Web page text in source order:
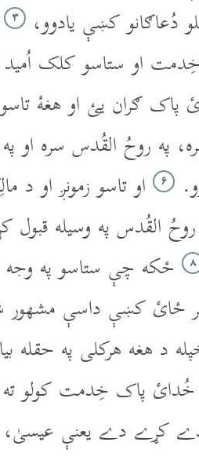
دُعاګانو کښې يادوو،
۳
خِدمت او ستاسو کلک
ګران يئ او هغۀ
په روحُ القُدس سره او
۶ او تاسو زمونږ او د
القُدس په وسيله قبول
۸ ځکه چې ستاسو په وجه
ځائ کښې داسې
د هغه هرکلى په
پاک خِدمت کولو ته
کړے دے يعنې